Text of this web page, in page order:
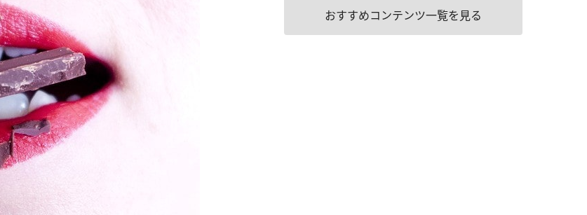
おすすめコンテンツ一覧を見る